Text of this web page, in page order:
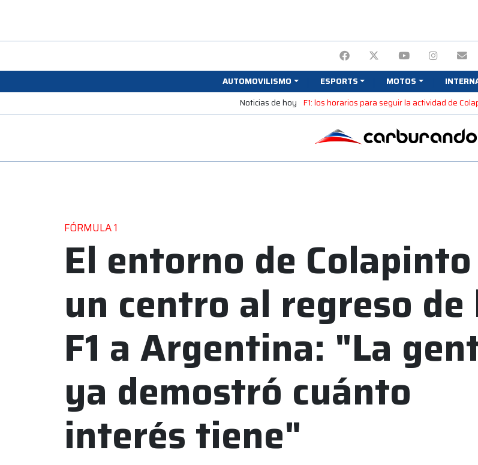
AUTOMOVILISMO ESPORTS MOTOS
Noticias de hoy F1: los horarios para seguir la actividad de
FÓRMULA 1
El entorno de
un centro al regreso de
F1 a Argentina: "La
ya demostró cuánto
interés tiene"